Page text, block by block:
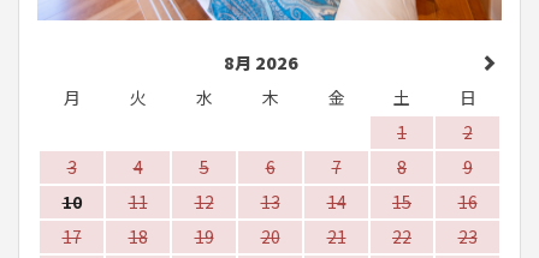
8月 2026
月
火 水 木 金 土
日
1
2
3
4 5 6 7 8
9
10
11 12 13 14 15
16
17
18 19 20 21 22
23